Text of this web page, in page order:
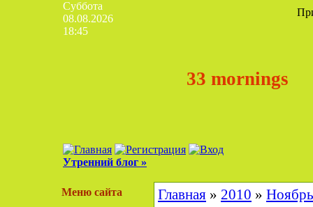
Суббота
08.08.2026
18:45
33 mornings
Утренний блог »
Меню сайта Главная » 2010 » Ноябрь